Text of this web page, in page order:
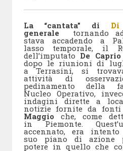
La “cantata” di
generale tornando
stava accadendo a
lasso temporale, il
dell’imputato De Caprio
dopo le riunioni di
a Terrasini, si
attività di
pedinamento della
Nucleo Operativo,
indagini dirette a
notizie fornite da
Maggio che, come
in Piemonte.
accennato, era
suo piano di azione
potere in quello che